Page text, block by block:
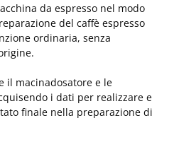
da espresso nel modo
del caffè espresso
ordinaria, senza
il macinadosatore e le
i dati per realizzare e
finale nella preparazione di